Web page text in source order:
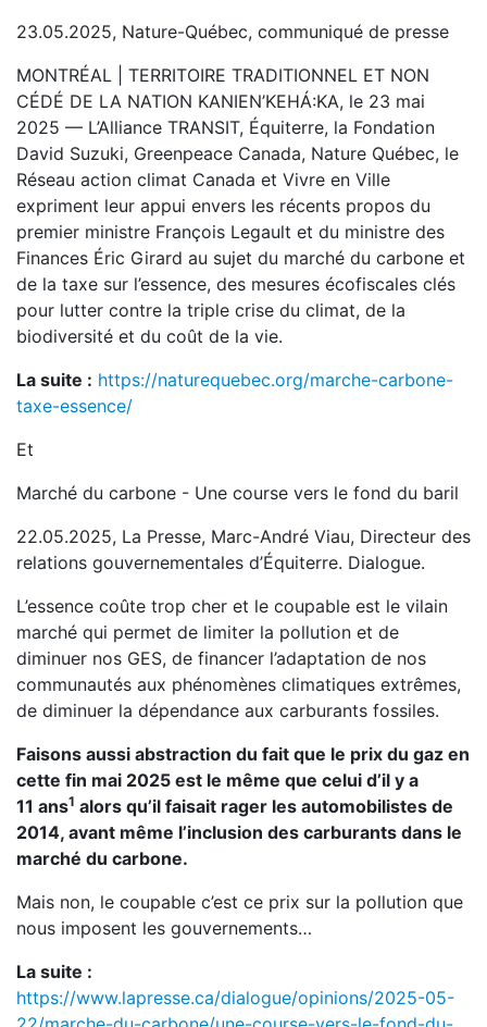
23.05.2025, Nature-Québec, communiqué de presse
MONTRÉAL | TERRITOIRE TRADITIONNEL ET NON
CÉDÉ DE LA NATION KANIEN’KEHÁ:KA, le 23 mai
2025 — L’Alliance TRANSIT, Équiterre, la Fondation
David Suzuki, Greenpeace Canada, Nature Québec, le
Réseau action climat Canada et Vivre en Ville
expriment leur appui envers les récents propos du
premier ministre François Legault et du ministre des
Finances Éric Girard au sujet du marché du carbone et
de la taxe sur l’essence, des mesures écofiscales clés
pour lutter contre la triple crise du climat, de la
biodiversité et du coût de la vie.
La suite : https://naturequebec.org/marche-carbone-
taxe-essence/
Et
Marché du carbone - Une course vers le fond du baril
22.05.2025, La Presse, Marc-André Viau, Directeur des
relations gouvernementales d’Équiterre. Dialogue.
L’essence coûte trop cher et le coupable est le vilain
marché qui permet de limiter la pollution et de
diminuer nos GES, de financer l’adaptation de nos
communautés aux phénomènes climatiques extrêmes,
de diminuer la dépendance aux carburants fossiles.
Faisons aussi abstraction du fait que le prix du gaz en
cette fin mai 2025 est le même que celui d’il y a
11 ans1 alors qu’il faisait rager les automobilistes de
2014, avant même l’inclusion des carburants dans le
marché du carbone.
Mais non, le coupable c’est ce prix sur la pollution que
nous imposent les gouvernements…
La suite :
https://www.lapresse.ca/dialogue/opinions/2025-05-